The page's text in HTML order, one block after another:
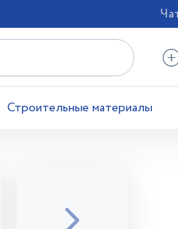
Строительные материалы